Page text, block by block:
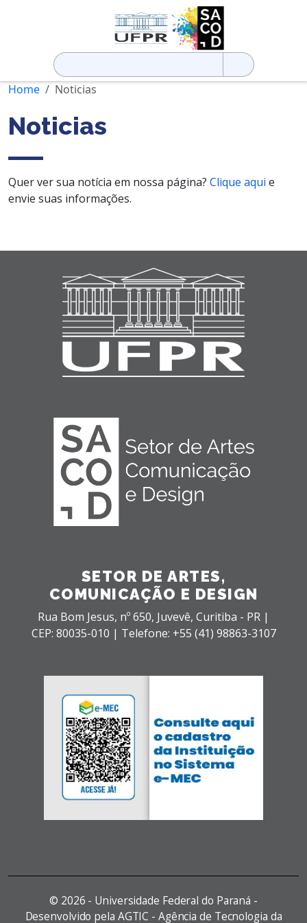
Pesquisar
por:
Home
Noticias
Noticias
Quer ver sua notícia em nossa página? Clique aqui e
envie suas informações.
SETOR DE ARTES,
COMUNICAÇÃO E DESIGN
Rua Bom Jesus, nº 650, Juvevê, Curitiba - PR |
CEP: 80035-010 | Telefone: +55 (41) 98863-3107
© 2026 - Universidade Federal do Paraná -
Desenvolvido pela AGTIC - Agência de Tecnologia da